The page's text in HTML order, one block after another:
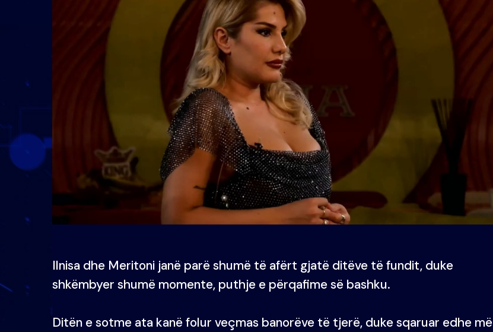
Ilnisa dhe Meritoni janë parë shumë të afërt gjatë ditëve të fundit, duke
shkëmbyer shumë momente, puthje e përqafime së bashku.
Ditën e sotme ata kanë folur veçmas banorëve të tjerë, duke sqaruar edhe më